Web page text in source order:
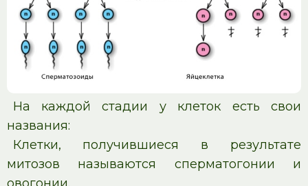
На каждой стадии у клеток есть свои
названия:
Клетки, получившиеся в результате
митозов называются сперматогонии и